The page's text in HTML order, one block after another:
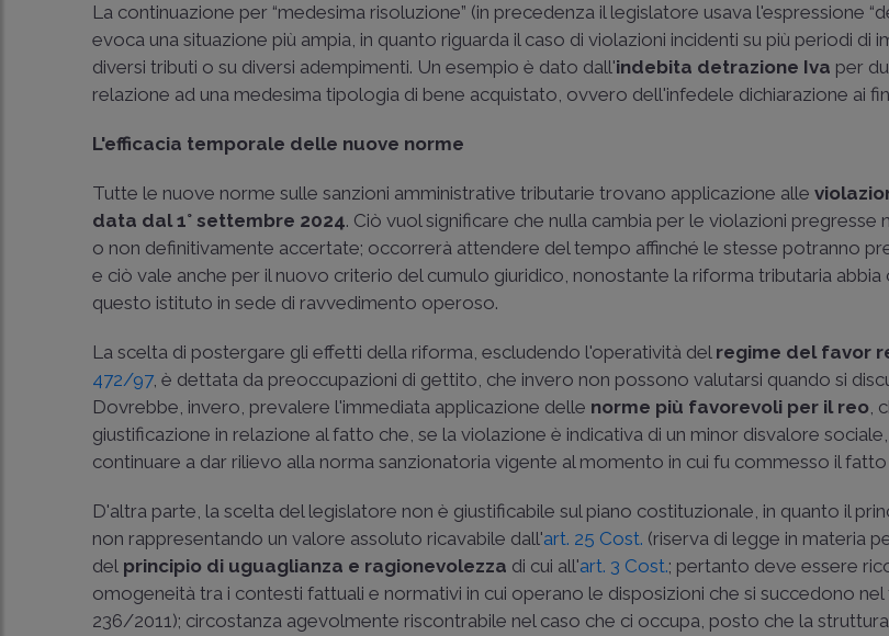
La continuazione per “medesima risoluzione” (in precedenza il legislatore usava l'espressione
evoca una situazione più ampia, in quanto riguarda il caso di violazioni incidenti su più periodi di
diversi tributi o su diversi adempimenti. Un esempio è dato dall'indebita detrazione Iva per
relazione ad una medesima tipologia di bene acquistato, ovvero dell'infedele dichiarazione ai
L'efficacia temporale delle nuove norme
Tutte le nuove norme sulle sanzioni amministrative tributarie trovano applicazione alle
data dal 1° settembre 2024. Ciò vuol significare che nulla cambia per le violazioni
o non definitivamente accertate; occorrerà attendere del tempo affinché le stesse potranno
e ciò vale anche per il nuovo criterio del cumulo giuridico, nonostante la riforma tributaria
questo istituto in sede di ravvedimento operoso.
La scelta di postergare gli effetti della riforma, escludendo l'operatività del regime del favor
472/97, è dettata da preoccupazioni di gettito, che invero non possono valutarsi quando si
Dovrebbe, invero, prevalere l'immediata applicazione delle norme più favorevoli per il reo,
giustificazione in relazione al fatto che, se la violazione è indicativa di un minor disvalore
continuare a dar rilievo alla norma sanzionatoria vigente al momento in cui fu commesso il fatto
D'altra parte, la scelta del legislatore non è giustificabile sul piano costituzionale, in quanto il
non rappresentando un valore assoluto ricavabile dall'art. 25 Cost. (riserva di legge in materia
del principio di uguaglianza e ragionevolezza di cui all'art. 3 Cost.; pertanto deve essere
omogeneità tra i contesti fattuali e normativi in cui operano le disposizioni che si succedono
236/2011); circostanza agevolmente riscontrabile nel caso che ci occupa, posto che la